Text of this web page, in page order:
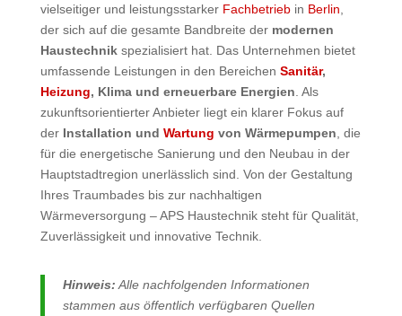
vielseitiger und leistungsstarker Fachbetriebin Berlin
der sich auf die gesamte Bandbreite der modernen
Haustechnikspezialisiert hat. Das Unternehmen bietet
umfassende Leistungen in den Bereichen Sanitär,
Heizung, Klima und erneuerbare Energien . Als
zukunftsorientierter Anbieter liegt ein klarer Fokus auf
der Installation und Wartung von Wärmepumpen , die
für die energetische Sanierung und den Neubau in der
Hauptstadtregion unerlässlich sind. Von der Gestaltung
Ihres Traumbades bis zur nachhaltigen
Wärmeversorgung – APS Haustechnik steht für Qualität,
Zuverlässigkeit und innovative Technik.
Hinweis: Alle nachfolgenden Informationen
stammen aus öffentlich verfügbaren Quellen